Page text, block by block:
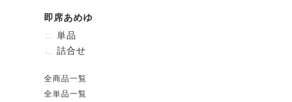
即席あめゆ
単品
詰合せ
全商品一覧
全単品一覧